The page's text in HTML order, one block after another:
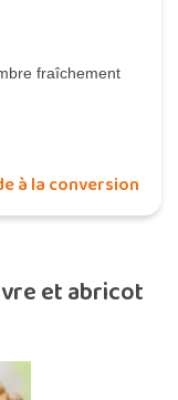
fraîchement
à la conversion
et abricot